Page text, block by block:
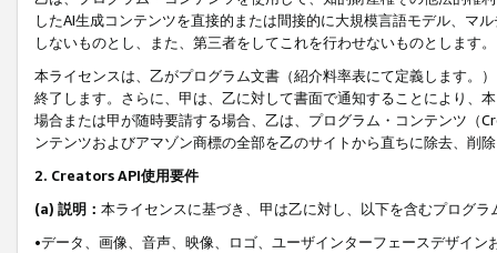
したAI生成コンテンツを直接的または間接的に大規模言語モデル、マ
しないものとし、また、第三者をしてこれを行わせないものとします。
本ライセンスは、乙がプログラム文書（紹介料率表にて定義します。
終了します。さらに、甲は、乙に対して書面で通知することにより、
場合または甲が随時要請する場合、乙は、プログラム・コンテンツ（
ンテンツおよびアマゾン商標の全部を乙のサイトから直ちに除去、削
2. Creators API使用要件
(a) 説明： 本ライセンスに基づき、甲は乙に対し、以下を含むプログ
•データ、画像、音声、映像、ロゴ、ユーザインターフェースデザイ